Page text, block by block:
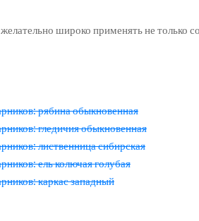
широко применять не только
рябина обыкновенная
гледичия обыкновенная
лиственница сибирская
ель колючая голубая
каркас западный